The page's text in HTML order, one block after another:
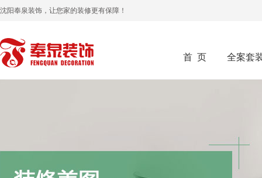
沈阳奉泉装饰，让您家的装修更有保障！
首 页 全案套